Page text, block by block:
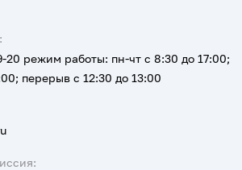
20 режим работы: пн-чт с 8:30 до 17:00;
перерыв с 12:30 до 13:00